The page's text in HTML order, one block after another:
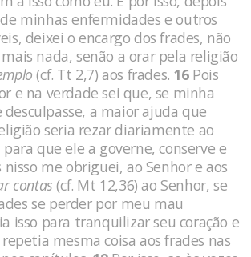
minhas enfermidades e outros
deixei o encargo dos frades, não
nada, senão a orar pela religião
(cf. Tt 2,7) aos frades. 16 Pois
e na verdade sei que, se minha
a maior ajuda que
seria rezar diariamente ao
que ele a governe, conserve e
nisso me obriguei, ao Senhor e aos
contas(cf. Mt 12,36) ao Senhor, se
se perder por meu mau
isso para tranquilizar seu cora­ção e
mesma coisa aos frades nas